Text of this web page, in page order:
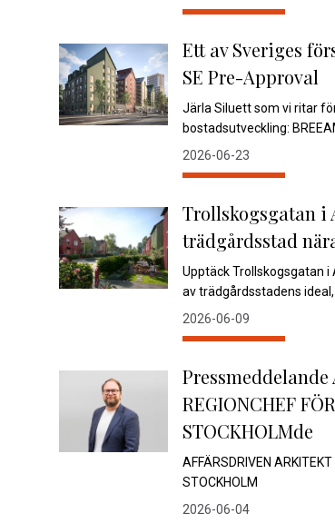
Ett av Sveriges
SE Pre-Approval
Järla Siluett som vi ritar
bostadsutveckling:
2026-06-23
Trollskogsgatan i
trädgårdsstad
Upptäck Trollskogsgatan
av trädgårdsstadens
2026-06-09
Pressmeddelande
REGIONCHEF
STOCKHOLMde
AFFÄRSDRIVEN ARKITEKT
STOCKHOLM
2026-06-04